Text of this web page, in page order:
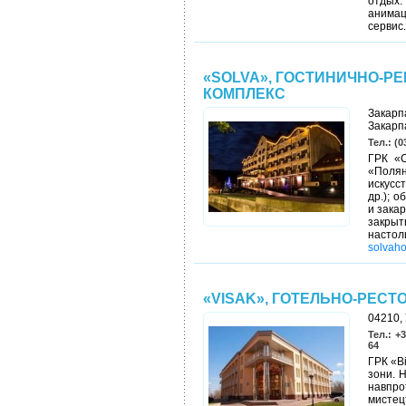
«SOLVA»,
КОМПЛЕКС
Тел.:
ГРК
др.);
и
«VISAK», ГОТЕЛЬНО-
04210,
Тел.:
64
ГРК
зони.